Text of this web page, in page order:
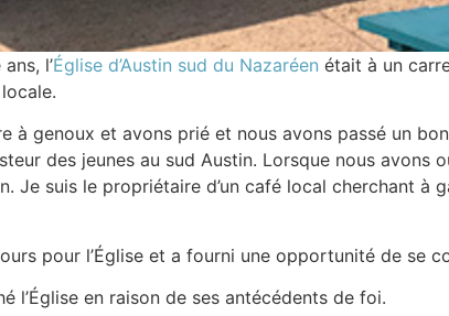
l’Église d’Austin sud du Nazaréen était à un
à genoux et avons prié et nous avons passé un
des jeunes au sud Austin. Lorsque nous
Je suis le propriétaire d’un café local cherchant
pour l’Église et a fourni une opportunité de se
l’Église en raison de ses antécédents de foi.